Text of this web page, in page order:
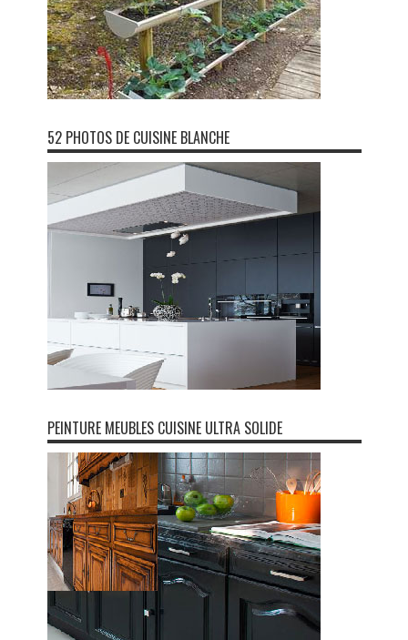
52 PHOTOS DE CUISINE BLANCHE
PEINTURE MEUBLES CUISINE ULTRA SOLIDE